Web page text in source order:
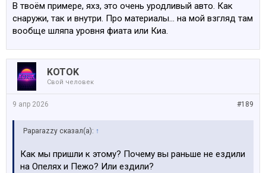
В твоём примере, яхз, это очень уродливый авто. Как
снаружи, так и внутри. Про материалы… на мой взгляд там
вообще шляпа уровня фиата или Киа.
KOTOK
Свой человек
#189
9 апр 2026
Paparazzy сказал(а): ↑
Как мы пришли к этому? Почему вы раньше не ездили
на Опелях и Пежо? Или ездили?